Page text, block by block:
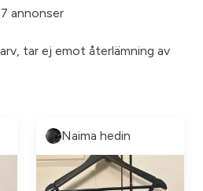
annonser
tar ej emot återlämning av
Naima hedin